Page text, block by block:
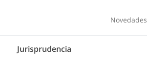
Novedades
Jurisprudencia